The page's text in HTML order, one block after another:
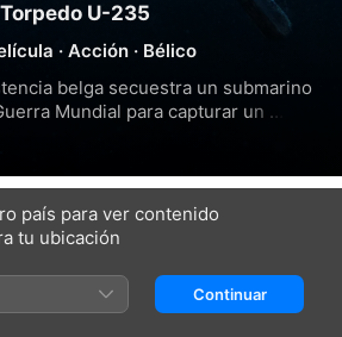
Torpedo U-235
· Acción · Bélico
belga secuestra un submarino
Mundial para capturar un
equipo tendrá que trasladarlo desde
York. La historia se basa en
lugar durante el conflicto bélico
Seawolf
país para ver contenido
tu ubicación
Continuar